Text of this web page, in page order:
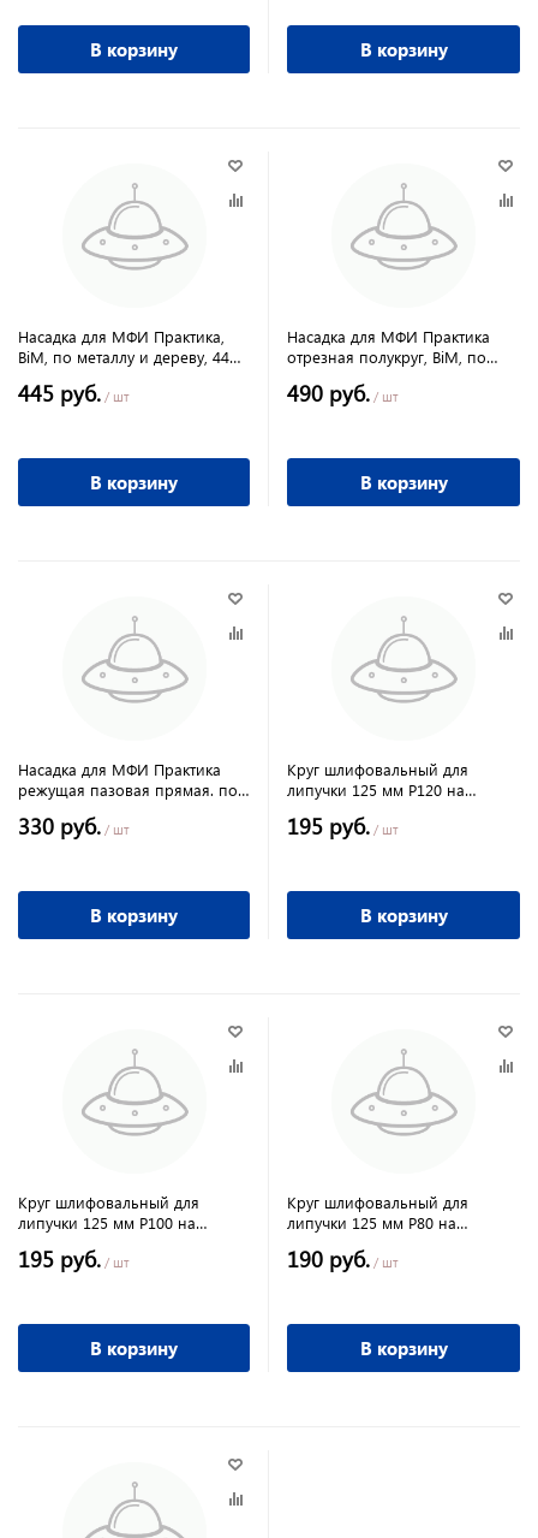
В корзину В корзину
Насадка для МФИ Практика,
BiM, по металлу и дереву, 44
445 руб. / шт
В корзину
Насадка для МФИ Практика
отрезная полукруг, BiM, по
мелкий зуб
490 руб. / шт
В корзину
Насадка для МФИ Практика
режущая пазовая прямая. по
330 руб. / шт
В корзину
Круг шлифовальный для
липучки 125 мм Р120 на
Matrix
195 руб. / шт
В корзину
Круг шлифовальный для
липучки 125 мм Р100 на
Matrix
195 руб. / шт
В корзину
Круг шлифовальный для
липучки 125 мм Р80 на
Matrix
190 руб. / шт
В корзину